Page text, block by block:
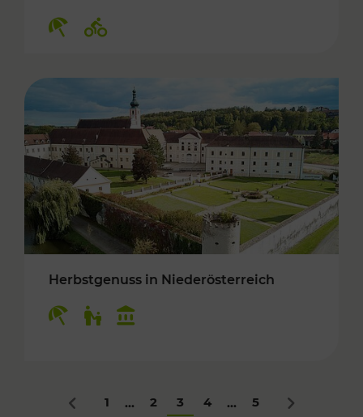
Herbstgenuss in Niederösterreich
Zurück
1 ... 2 3 4 ... 5 Nächstes